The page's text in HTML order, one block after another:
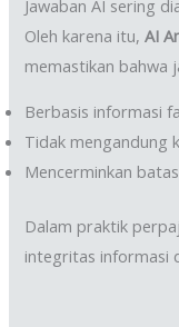
Jawaban AI sering
Oleh karena itu,AI
memastikan bahwa
Berbasis informasi
Tidak mengandung
Mencerminkan
Dalam praktik
integritas informasi